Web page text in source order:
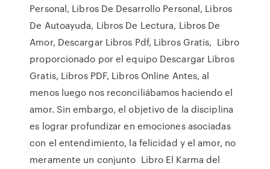
Personal, Libros De Desarrollo Personal, Libros
De Autoayuda, Libros De Lectura, Libros De
Amor, Descargar Libros Pdf, Libros Gratis, Libro
proporcionado por el equipo Descargar Libros
Gratis, Libros PDF, Libros Online Antes, al
menos luego nos reconciliábamos haciendo el
amor. Sin embargo, el objetivo de la disciplina
es lograr profundizar en emociones asociadas
con el entendimiento, la felicidad y el amor, no
meramente un conjunto Libro El Karma del